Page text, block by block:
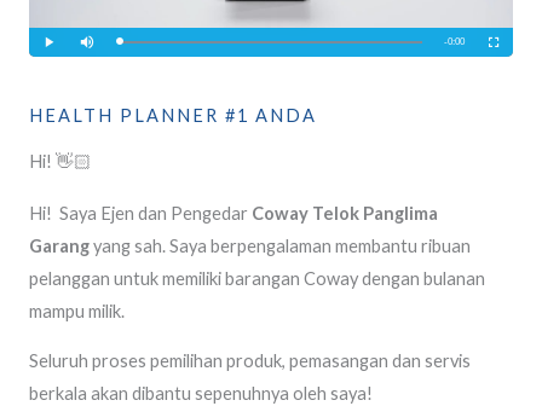
HEALTH PLANNER #1 ANDA
Hi! 👋🏻
Hi! Saya Ejen dan Pengedar Coway Telok Panglima
Garangyang sah. Saya berpengalaman membantu ribuan
pelanggan untuk memiliki barangan Coway dengan bulanan
mampu milik.
Seluruh proses pemilihan produk, pemasangan dan servis
berkala akan dibantu sepenuhnya oleh saya!